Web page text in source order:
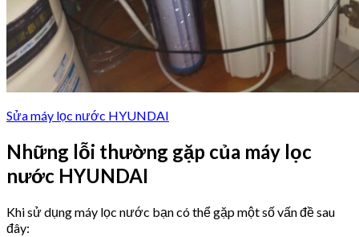
Sửa máy lọc nước HYUNDAI
Những lỗi thường gặp của máy lọc
nước HYUNDAI
Khi sử dụng máy lọc nước bạn có thể gặp một số vấn đề sau
đây: